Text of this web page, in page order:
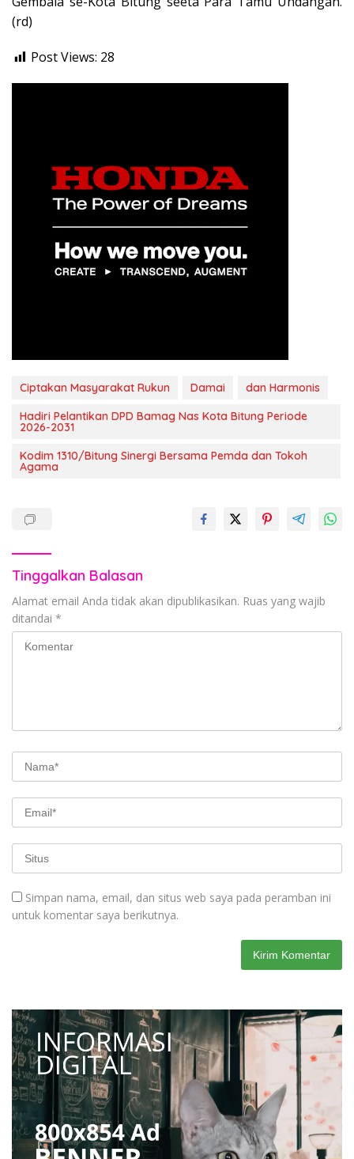
(rd)
Post Views: 28
Ciptakan Masyarakat Rukun Damai
dan Harmonis
Hadiri Pelantikan DPD Bamag Nas Kota Bitung Periode
2026-2031
Kodim 1310/Bitung Sinergi Bersama Pemda dan Tokoh
Agama
Tinggalkan Balasan
Alamat email Anda tidak akan dipublikasikan. Ruas yang wajib
ditandai *
Simpan nama, email, dan situs web saya pada peramban ini
untuk komentar saya berikutnya.